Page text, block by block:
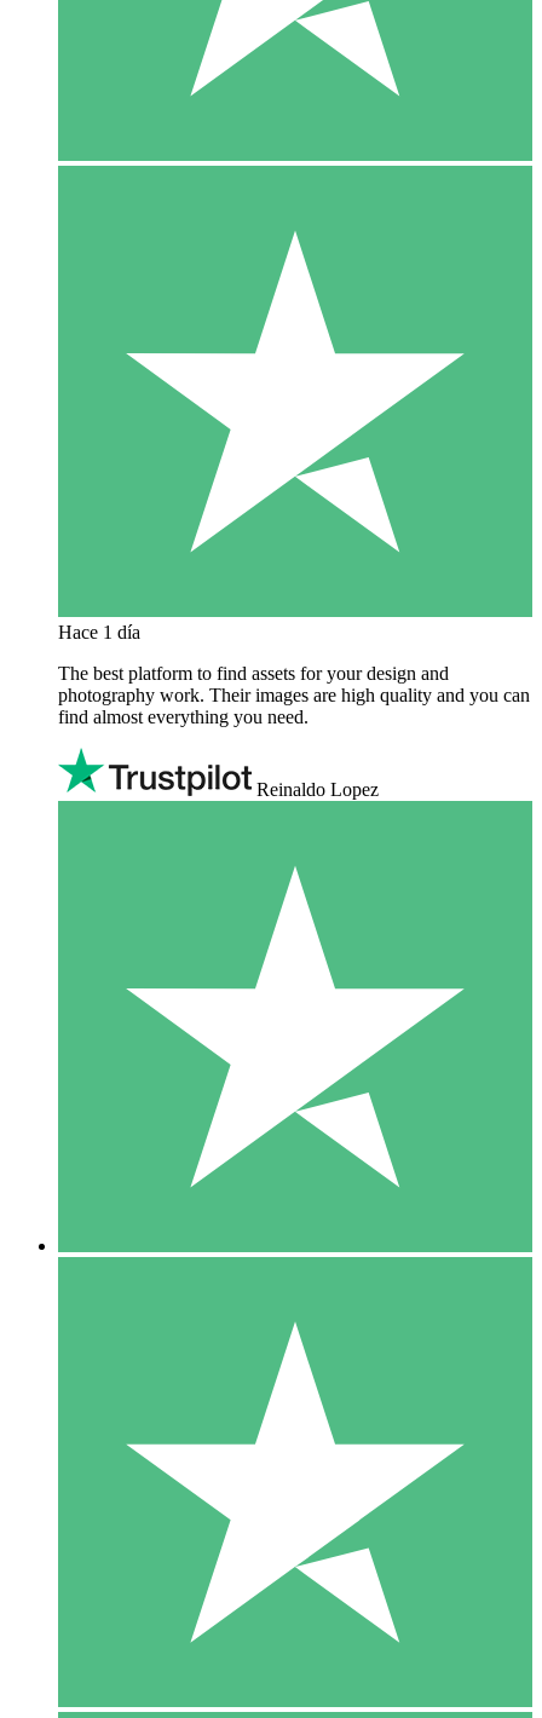
Hace 1 día
The best platform to find assets for your design and
photography work. Their images are high quality and you can
find almost everything you need.
Reinaldo Lopez